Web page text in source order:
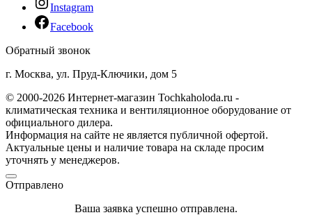
Instagram
Facebook
Обратный звонок
г. Москва, ул. Пруд-Ключики, дом 5
© 2000-2026 Интернет-магазин Tochkaholoda.ru -
климатическая техника и вентиляционное оборудование от
официального дилера.
Информация на сайте не является публичной офертой.
Актуальные цены и наличие товара на складе просим
уточнять у менеджеров.
Отправлено
Ваша заявка успешно отправлена.